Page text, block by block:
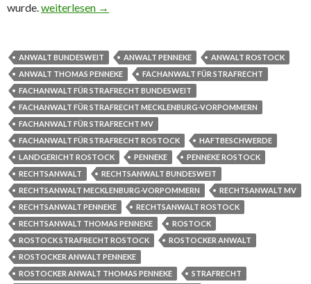
wurde. Da legt man die Haftbeschwerde ein
weiterlesen →
ANWALT BUNDESWEIT ANWALT PENNEKE
ANWALT ROSTOCK
ANWALT THOMAS PENNEKE
FACHANWALT FÜR STRAFRECHT
FACHANWALT FÜR STRAFRECHT BUNDESWEIT
FACHANWALT FÜR STRAFRECHT MECKLENBURG-VORPOMMERN
FACHANWALT FÜR STRAFRECHT MV
FACHANWALT FÜR STRAFRECHT ROSTOCK
HAFTBESCHWERDE
LANDGERICHT ROSTOCK
PENNEKE
PENNEKE ROSTOCK
RECHTSANWALT
RECHTSANWALT BUNDESWEIT
RECHTSANWALT MECKLENBURG-VORPOMMERN
RECHTSANWALT MV
RECHTSANWALT PENNEKE
RECHTSANWALT ROSTOCK
RECHTSANWALT THOMAS PENNEKE
ROSTOCK
ROSTOCK STRAFRECHT ROSTOCK
ROSTOCKER ANWALT
ROSTOCKER ANWALT PENNEKE
ROSTOCKER ANWALT THOMAS PENNEKE
STRAFRECHT